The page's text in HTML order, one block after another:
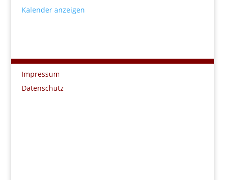
Kalender anzeigen
Impressum
Datenschutz